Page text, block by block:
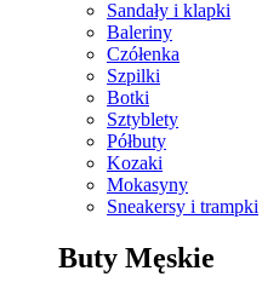
Sandały i klapki
Baleriny
Czółenka
Szpilki
Botki
Sztyblety
Półbuty
Kozaki
Mokasyny
Sneakersy i trampki
Buty Męskie